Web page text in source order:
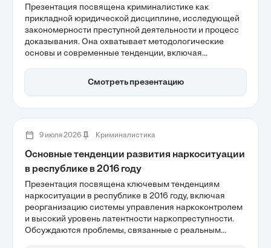
Презентация посвящена криминалистике как
прикладной юридической дисциплине, исследующей
закономерности преступной деятельности и процесс
доказывания. Она охватывает методологические
основы и современные тенденции, включая
междисциплинарный подход, что позволяет
эффективно раскрывать преступления.
Смотреть презентацию
9 июля 2026 Криминалистика
Основные тенденции развития наркоситуации
в республике в 2016 году
Презентация посвящена ключевым тенденциям
наркоситуации в республике в 2016 году, включая
реорганизацию системы управления наркоконтролем
и высокий уровень латентности наркопреступности.
Обсуждаются проблемы, связанные с реальным